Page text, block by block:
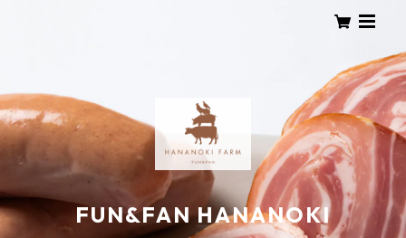
FUN&FAN HANANOKI